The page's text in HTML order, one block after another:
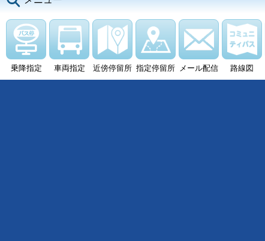
乗降指定 車両指定 近傍停留所 指定停留所 メール配信 路線図